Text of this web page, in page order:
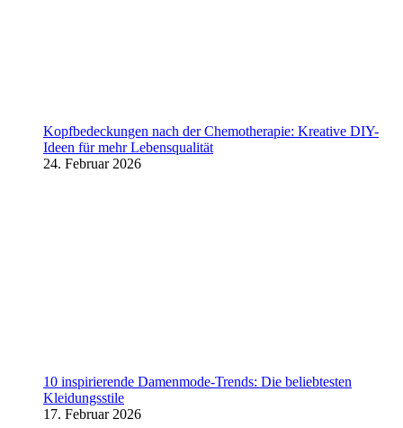
Kopfbedeckungen nach der Chemotherapie: Kreative DIY-
Ideen für mehr Lebensqualität
24. Februar 2026
10 inspirierende Damenmode-Trends: Die beliebtesten
Kleidungsstile
17. Februar 2026